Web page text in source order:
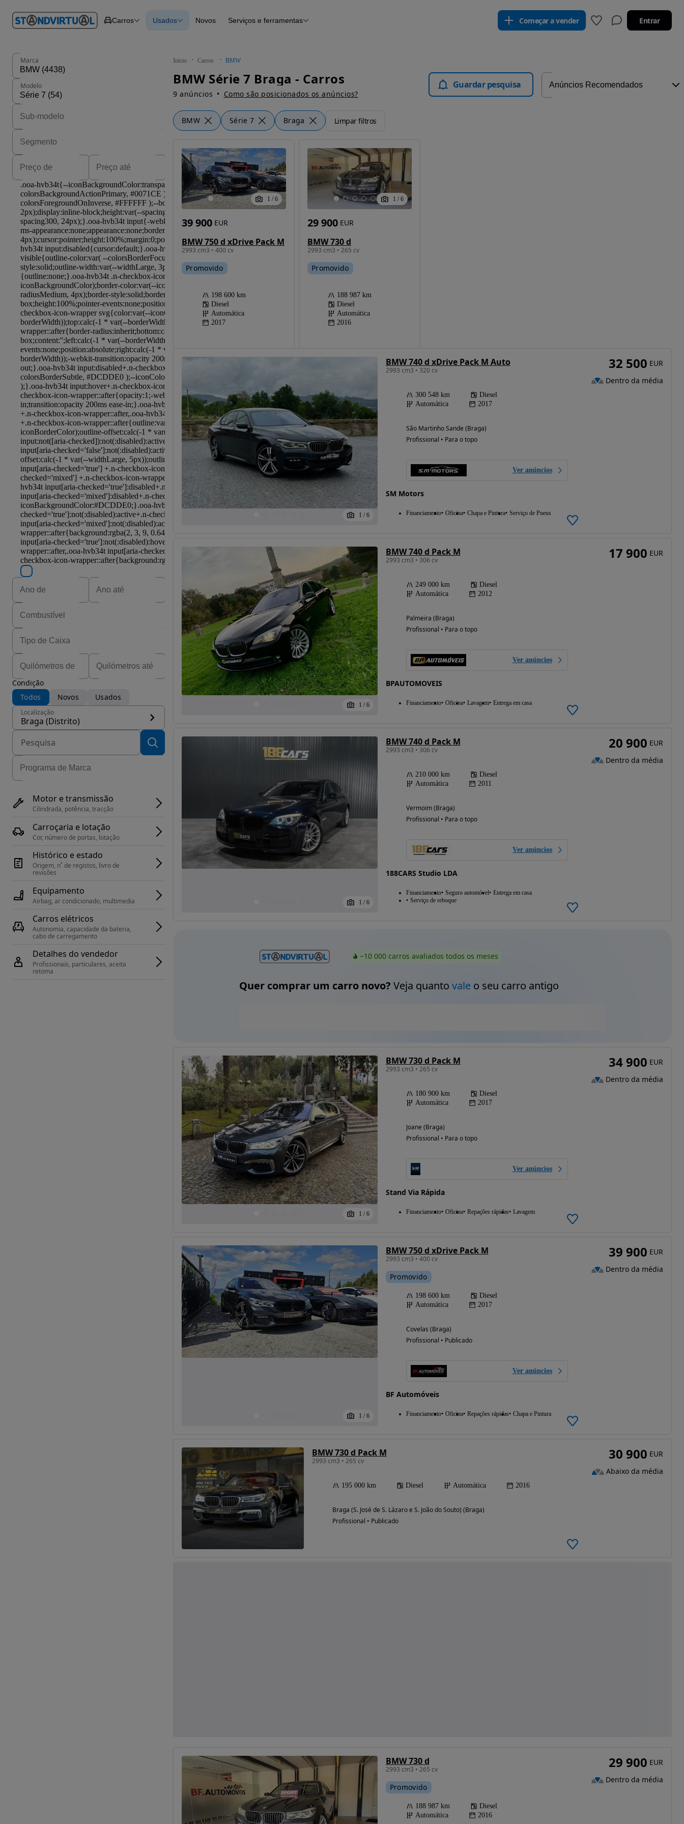
em
Carros Carros
Carros
Novos
Usados Novos Serviços e ferramentas Começar a vender Entrar
Início Carros BMW
BMW Série 7 Braga - Carros
9 anúncios Como são posicionados os anúncios?
Guardar pesquisa
BMW Série 7 Braga Limpar filtros
Marca
Modelo
Possibilidade de
financiamento
Condição
Todos
Novos Usados
Localização
Braga (Distrito)
Motor e transmissão
Cilindrada, potência, tracção
Carroçaria e lotação
Cor, número de portas, lotação
Histórico e estado
Origem, n˚ de registos, livro de
revisões
Equipamento
Airbag, ar condicionado, multimedia
Carros elétricos
Autonomia, capacidade da bateria,
cabo de carregamento
Detalhes do vendedor
Profissionais, particulares, aceita
retoma
1 / 6
BMW 750 d xDrive Pack M
2993 cm3 • 400 cv
39 900 EUR
Promovido
198 600 km
Diesel
Automática
2017
1 / 6
BMW 730 d
2993 cm3 • 265 cv
29 900 EUR
Promovido
188 987 km
Diesel
Automática
2016
1 / 6
BMW 740 d xDrive Pack M Auto
2993 cm3 • 320 cv
300 548 km
Diesel
Automática
2017
São Martinho Sande (Braga)
Profissional • Para o topo
Ver anúncios
SM Motors
Financiamento Oficina Chapa e Pintura Serviço de Pneus
32 500 EUR
Dentro da média
1 / 6
BMW 740 d Pack M
2993 cm3 • 306 cv
249 000 km
Diesel
Automática
2012
Palmeira (Braga)
Profissional • Para o topo
Ver anúncios
BPAUTOMOVEIS
Financiamento Oficina Lavagem Entrega em casa
17 900 EUR
1 / 6
BMW 740 d Pack M
2993 cm3 • 306 cv
210 000 km
Diesel
Automática
2011
Vermoim (Braga)
Profissional • Para o topo
Ver anúncios
188CARS Studio LDA
Financiamento Seguro automóvel
Entrega em casa
Serviço de reboque
20 900 EUR
Dentro da média
~10 000 carros avaliados todos os meses
Quer comprar um carro novo? Veja quanto valeo seu carro antigo
1 / 6
BMW 730 d Pack M
2993 cm3 • 265 cv
180 900 km
Diesel
Automática
2017
Joane (Braga)
Profissional • Para o topo
Ver anúncios
Stand Via Rápida
Financiamento Oficina Repações rápidas Lavagem
34 900 EUR
Dentro da média
1 / 6
BMW 750 d xDrive Pack M
2993 cm3 • 400 cv
Promovido
198 600 km
Diesel
Automática
2017
Covelas (Braga)
Profissional • Publicado
Ver anúncios
BF Automóveis
Financiamento Oficina Repações rápidas Chapa e Pintura
39 900 EUR
Dentro da média
BMW 730 d Pack M
2993 cm3 • 265 cv
195 000 km Diesel Automática 2016
Braga (S. José de S. Lázaro e S. João do Souto) (Braga)
Profissional • Publicado
30 900 EUR
Abaixo da média
BMW 730 d
2993 cm3 • 265 cv
Promovido
188 987 km
Diesel
Automática
2016
29 900 EUR
Dentro da média